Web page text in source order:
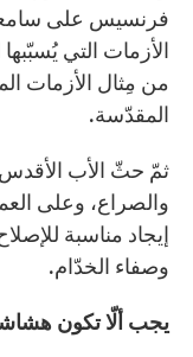
فرنسيس على
الأزمات التي
من مِثال الأزمات
المقدّسة.
ثمّ حثّ الأب
والصراع، وعلى
إيجاد مناسبة
وصفاء الخدّام.
يجب ألّا تكون